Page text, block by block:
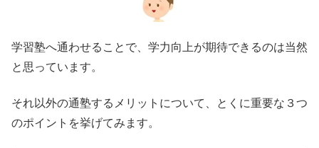
学習塾へ通わせることで、学力向上が期待できるのは当然
と思っています。
それ以外の通塾するメリットについて、とくに重要な３つ
のポイントを挙げてみます。